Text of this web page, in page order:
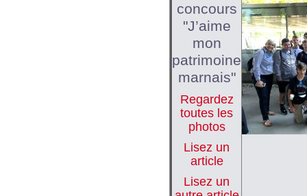
concours
"J’aime
mon
patrimoine
marnais"
Regardez
toutes les
photos
Lisez un
article
Lisez un